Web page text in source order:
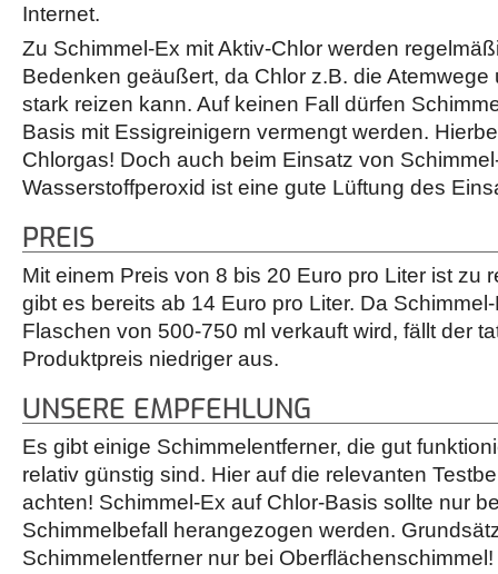
Internet.
Zu Schimmel-Ex mit Aktiv-Chlor werden
Bedenken geäußert, da Chlor z.B. die Atemwege
stark reizen kann. Auf keinen Fall dürfen
Basis mit Essigreinigern vermengt werden.
Chlorgas! Doch auch beim Einsatz von
Wasserstoffperoxid ist eine gute Lüftung des
PREIS
Mit einem Preis von 8 bis 20 Euro pro Liter ist zu
gibt es bereits ab 14 Euro pro Liter. Da
Flaschen von 500-750 ml verkauft wird, fällt der
Produktpreis niedriger aus.
UNSERE EMPFEHLUNG
Es gibt einige Schimmelentferner, die gut
relativ günstig sind. Hier auf die relevanten
achten! Schimmel-Ex auf Chlor-Basis sollte nur
Schimmelbefall herangezogen werden.
Schimmelentferner nur bei Oberflächenschimmel!